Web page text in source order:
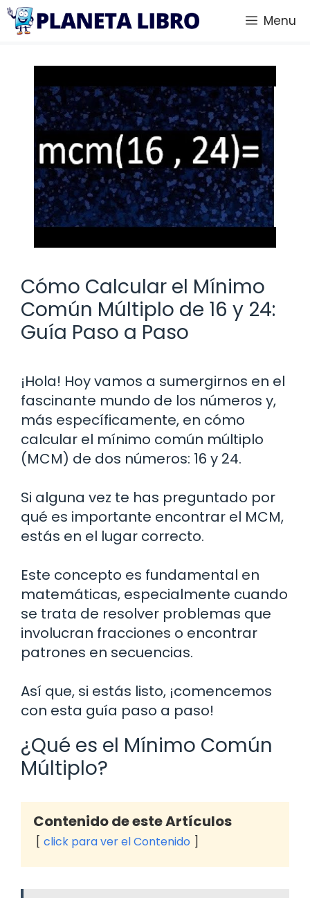
Saltar
Menu
Cómo Calcular el Mínimo
Común Múltiplo de 16 y 24:
Guía Paso a Paso
¡Hola! Hoy vamos a sumergirnos en el
fascinante mundo de los números y,
más específicamente, en cómo
calcular el mínimo común múltiplo
(MCM) de dos números: 16 y 24.
Si alguna vez te has preguntado por
qué es importante encontrar el MCM,
estás en el lugar correcto.
Este concepto es fundamental en
matemáticas, especialmente cuando
se trata de resolver problemas que
involucran fracciones o encontrar
patrones en secuencias.
Así que, si estás listo, ¡comencemos
con esta guía paso a paso!
¿Qué es el Mínimo Común
Múltiplo?
Contenido de este Artículos
click para ver el Contenido